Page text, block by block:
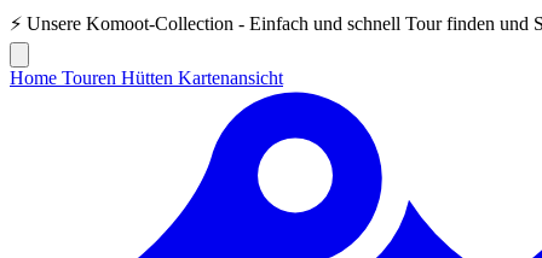
⚡ Unsere Komoot-Collection - Einfach und schnell Tour finden und
Home Touren Hütten Kartenansicht